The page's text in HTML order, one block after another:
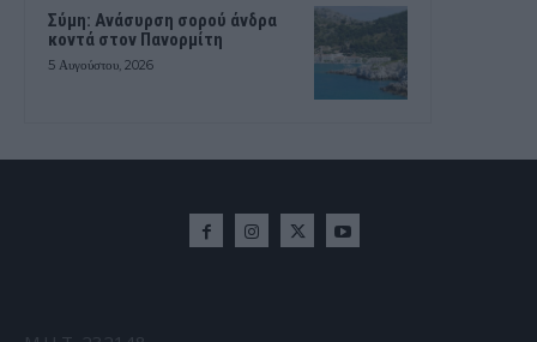
Σύμη: Ανάσυρση σορού άνδρα
κοντά στον Πανορμίτη
5 Αυγούστου, 2026